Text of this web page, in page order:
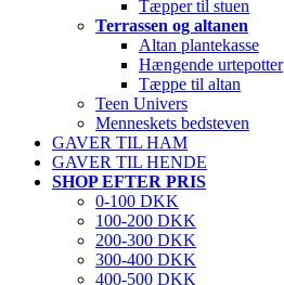
Tæpper til stuen
Terrassen og altanen
Altan plantekasse
Hængende urtepotter
Tæppe til altan
Teen Univers
Menneskets bedsteven
GAVER TIL HAM
GAVER TIL HENDE
SHOP EFTER PRIS
0-100 DKK
100-200 DKK
200-300 DKK
300-400 DKK
400-500 DKK